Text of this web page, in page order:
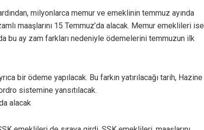
milyonlarca memur ve emeklinin temmuz ayında
maaşlarını 15 Temmuz’da alacak. Memur emeklileri ise
bu ay zam farkları nedeniyle ödemelerini temmuzun ilk
bir ödeme yapılacak. Bu farkın yatırılacağı tarih, Hazine
sistemine yansıtılacak.
alacak